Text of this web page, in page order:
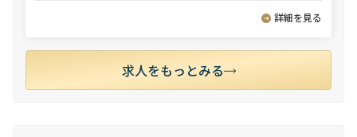
詳細を見る
求人をもっとみる